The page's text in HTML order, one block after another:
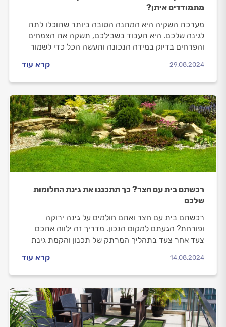
מתמודדים איתן?
מערכת השקיה היא המתנה הטובה ביותר שתוכלו לתת
לגינה שלכם. היא תעבוד בשבילכם, תשקה את הצמחים
והפרחים בדיוק במידה הנכונה ותעשה הכל כדי לשמור
29.08.2024 קרא עוד
רכשתם בית עם חצר? כך תתכננו את גינת החלומות
שלכם
רכשתם בית עם חצר ואתם חולמים על גינה ירוקה
ופורחת? הגעתם למקום הנכון. מדריך זה ילווה אתכם
צעד אחר צעד בתהליך המרתק של תכנון והקמת גינת
מטרותיכם, דרך תכנון ועיצוב מוקפדים ועד ליישום
המדויק והתחזוקה השוטפת.
14.08.2024 קרא עוד